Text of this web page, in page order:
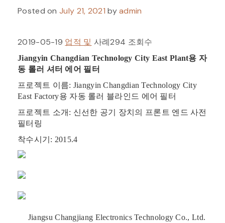
Posted onJuly 21, 2021 byadmin
2019-05-19 업적 및 사례294 조회수
Jiangyin Changdian Technology City East Plant용 자
동 롤러 셔터 에어 필터
프로젝트 이름: Jiangyin Changdian Technology City
East Factory용 자동 롤러 블라인드 에어 필터
프로젝트 소개: 신선한 공기 장치의 프론트 엔드 사전
필터링
착수시기: 2015.4
Jiangsu Changjiang Electronics Technology Co., Ltd.